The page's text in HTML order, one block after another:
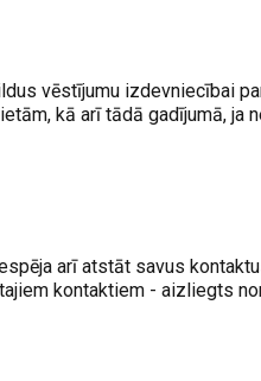
vēstījumu izdevniecībai
kā arī tādā gadījumā, ja
arī atstāt savus
kontaktiem - aizliegts